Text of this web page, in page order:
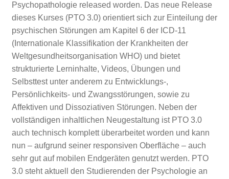
Psychopathologie released worden. Das neue Release
dieses Kurses (PTO 3.0) orientiert sich zur Einteilung der
psychischen Störungen am Kapitel 6 der ICD-11
(Internationale Klassifikation der Krankheiten der
Weltgesundheitsorganisation WHO) und bietet
strukturierte Lerninhalte, Videos, Übungen und
Selbsttest unter anderem zu Entwicklungs-,
Persönlichkeits- und Zwangsstörungen, sowie zu
Affektiven und Dissoziativen Störungen. Neben der
vollständigen inhaltlichen Neugestaltung ist PTO 3.0
auch technisch komplett überarbeitet worden und kann
nun – aufgrund seiner responsiven Oberfläche – auch
sehr gut auf mobilen Endgeräten genutzt werden. PTO
3.0 steht aktuell den Studierenden der Psychologie an